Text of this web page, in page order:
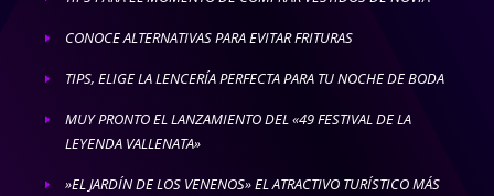
E CONOCE ALTERNATIVAS PARA EVITAR FRITURAS
E TIPS, ELIGE LA LENCERÍA PERFECTA PARA TU NOCHE DE BODA
E
MUY PRONTO EL LANZAMIENTO DEL «49 FESTIVAL DE LA
LEYENDA VALLENATA»
E
»EL JARDÍN DE LOS VENENOS» EL ATRACTIVO TURÍSTICO MÁS